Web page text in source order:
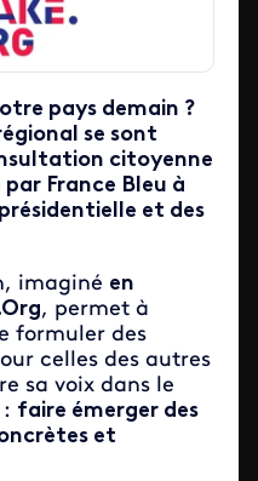
pays demain ?
se sont
citoyenne
France Bleu à
et des
imaginé en
, permet à
formuler des
celles des autres
sa voix dans le
faire émerger des
et